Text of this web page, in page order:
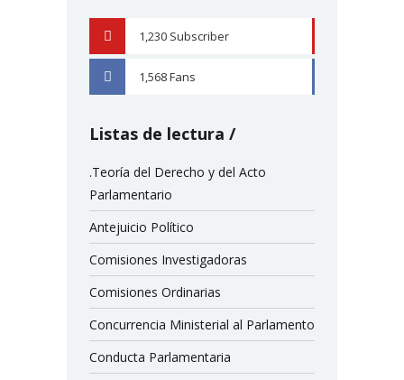
1,230 Subscriber
1,568Fans
Listas de lectura
.Teoría del Derecho y del Acto
Parlamentario
Antejuicio Político
Comisiones Investigadoras
Comisiones Ordinarias
Concurrencia Ministerial al Parlamento
Conducta Parlamentaria